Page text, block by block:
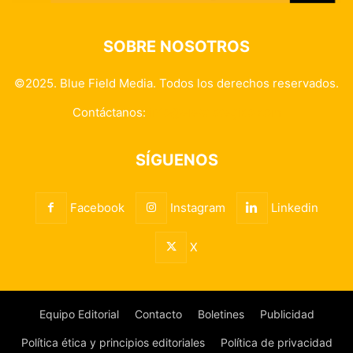
SOBRE NOSOTROS
©2025. Blue Field Media. Todos los derechos reservados.
Contáctanos:
SÍGUENOS
Facebook Instagram Linkedin
X
Equipo Editorial Contacto Boletines Publicidad
Política ética y principios editoriales Política de privacidad